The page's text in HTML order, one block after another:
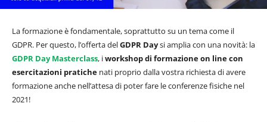
La formazione è fondamentale, soprattutto su un tema come il
GDPR. Per questo, l’offerta delGDPR Daysi amplia con una novità: la
GDPR Day Masterclass, iworkshop di formazione on line con
esercitazioni pratiche nati proprio dalla vostra richiesta di avere
formazione anche nell’attesa di poter fare le conferenze fisiche nel
2021!